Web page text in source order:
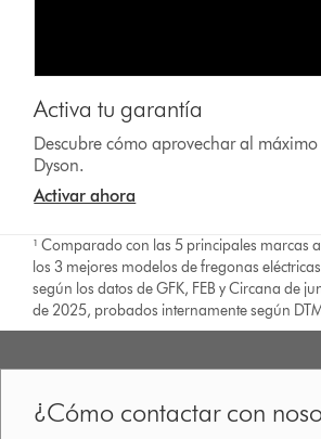
Activa tu garantía
Descubre cómo aprovechar al
Dyson.
Activar ahora
¹ Comparado con las 5 principales marcas
los 3 mejores modelos de fregonas
según los datos de GFK, FEB y Circana de
de 2025, probados internamente según
¿Cómo contactar con